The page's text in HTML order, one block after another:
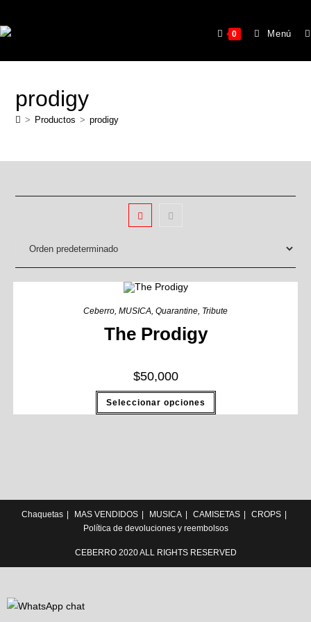
0 Menú
prodigy
> Productos > prodigy
Ceberro, MUSICA, Quarantine, Tribute
The Prodigy
$50,000
Seleccionar opciones
Chaquetas MAS VENDIDOS MUSICA CAMISETAS
CROPS
Política de devoluciones y reembolsos
CEBERRO 2020 ALL RIGHTS RESERVED